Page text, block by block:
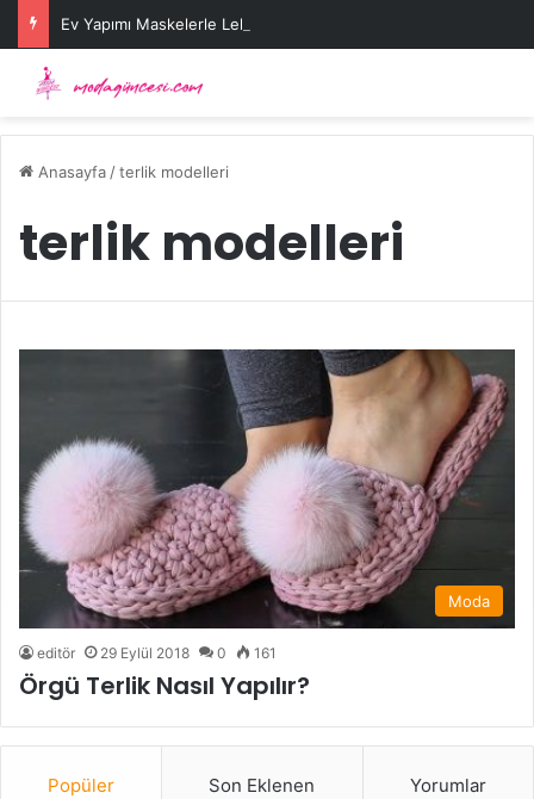
Ev Yapımı Maskelerle Leke Sorununa Çözüm Önerileri
Anasayfa /terlik modelleri
terlik modelleri
Moda
editör 29 Eylül 2018 0 161
Örgü Terlik Nasıl Yapılır?
Popüler Son Eklenen Yorumlar